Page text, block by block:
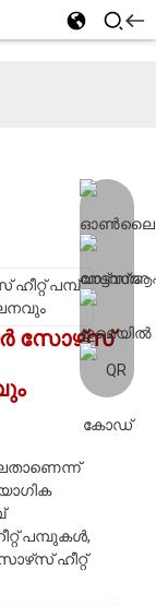
സോഴ്‌സ്
പമ്പുകൾ,
ഹീറ്റ്